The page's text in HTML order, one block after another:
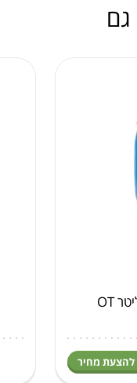
גם
להצעת מחיר